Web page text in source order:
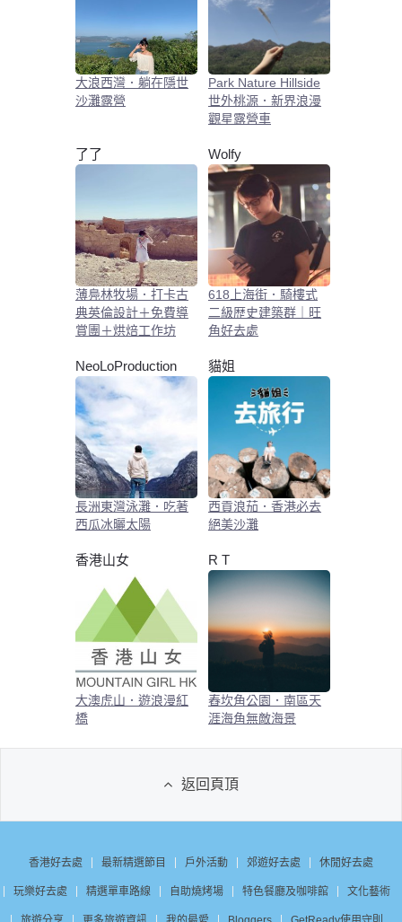
大浪西灣．躺在隱世
沙灘露營
Park Nature Hillside
世外桃源．新界浪漫
觀星露營車
了了
薄鳧林牧場．打卡古
典英倫設計＋免費導
賞團＋烘焙工作坊
Wolfy
618上海街．騎樓式
二級歴史建築群｜旺
角好去處
NeoLoProduction
長洲東灣泳灘．吃著
西瓜冰曬太陽
貓姐
西貢浪茄．香港必去
絕美沙灘
香港山女
大澳虎山．遊浪漫紅
橋
R T
舂坎角公園．南區天
涯海角無敵海景
返回頁頂
香港好去處 最新精選節目 戶外活動 郊遊好去處 休閒好去處
玩樂好去處 精選單車路線 自助燒烤場 特色餐廳及咖啡館 文化藝術